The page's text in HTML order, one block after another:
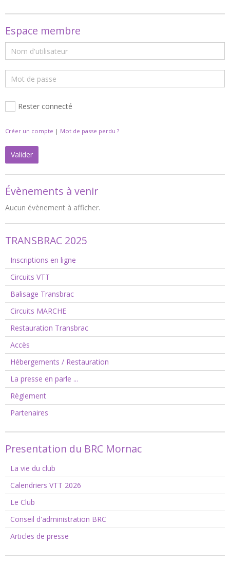
Espace membre
Rester connecté
Créer un compte | Mot de passe perdu ?
Valider
Évènements à venir
Aucun évènement à afficher.
TRANSBRAC 2025
Inscriptions en ligne
Circuits VTT
Balisage Transbrac
Circuits MARCHE
Restauration Transbrac
Accès
Hébergements / Restauration
La presse en parle ...
Règlement
Partenaires
Presentation du BRC Mornac
La vie du club
Calendriers VTT 2026
Le Club
Conseil d'administration BRC
Articles de presse